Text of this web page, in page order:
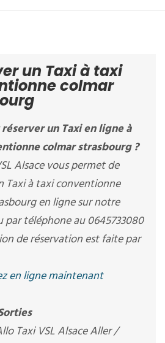
un Taxi à taxi
colmar
un Taxi en ligne à
colmar strasbourg ?
Alsace vous permet de
Taxi à taxi conventionne
en ligne sur notre
par téléphone au 0645733080
de réservation est faite par
en ligne maintenant
Taxi VSL Alsace Aller /